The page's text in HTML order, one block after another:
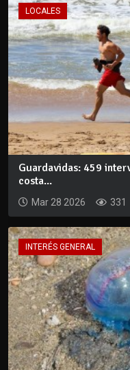
LOCALES
Guardavidas: 459
costa...
Mar 28 2026 331
INTERÉS GENERAL